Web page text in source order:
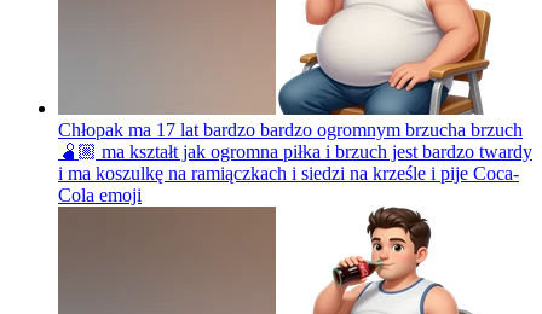
Chłopak ma 17 lat bardzo bardzo ogromnym brzucha brzuch
🫄🏼 ma kształt jak ogromna piłka i brzuch jest bardzo twardy
i ma koszulkę na ramiączkach i siedzi na krześle i pije Coca-
Cola emoji